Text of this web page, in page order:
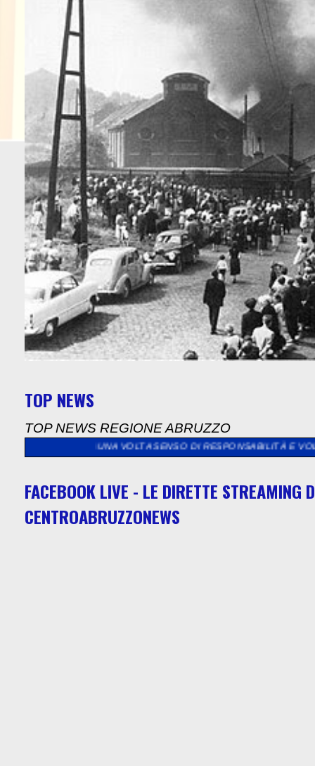
TOP NEWS
TOP NEWS REGIONE ABRUZZO
SENSO DI RESPONSABILITÀ E VOLONTÀ DI CONTRIBUIRE
FACEBOOK LIVE - LE DIRETTE STREAMING
CENTROABRUZZONEWS